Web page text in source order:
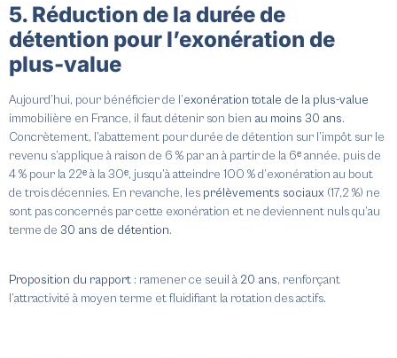
5. Réduction de la durée de
détention pour l’exonération de
plus-value
Aujourd’hui, pour bénéficier de l’exonération totale de la plus-value
immobilière en France, il faut détenir son bien au moins 30 ans.
Concrètement, l’abattement pour durée de détention sur l’impôt sur le
revenu s’applique à raison de 6 % par an à partir de la 6ᵉ année, puis de
4 % pour la 22ᵉ à la 30ᵉ, jusqu’à atteindre 100 % d’exonération au bout
de trois décennies. En revanche, les prélèvements sociaux (17,2 %) ne
sont pas concernés par cette exonération et ne deviennent nuls qu’au
terme de 30 ans de détention.
Proposition du rapport : ramener ce seuil à 20 ans, renforçant
l’attractivité à moyen terme et fluidifiant la rotation des actifs.